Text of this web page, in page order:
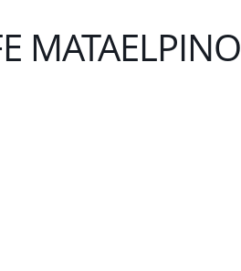
MATAELPINO